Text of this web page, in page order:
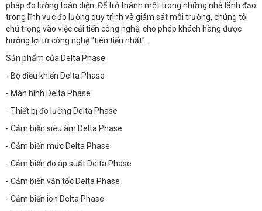
pháp đo lường toàn diện. Để trở thành một trong những nhà lãnh đạo
trong lĩnh vực đo lường quy trình và giám sát môi trường, chúng tôi
chú trọng vào việc cải tiến công nghệ, cho phép khách hàng được
hưởng lợi từ công nghệ "tiên tiến nhất".
Sản phẩm của Delta Phase:
- Bộ điều khiển Delta Phase
- Màn hình Delta Phase
- Thiết bị đo lường Delta Phase
- Cảm biến siêu âm Delta Phase
- Cảm biến mức Delta Phase
- Cảm biến đo áp suất Delta Phase
- Cảm biến vận tốc Delta Phase
- Cảm biến ion Delta Phase